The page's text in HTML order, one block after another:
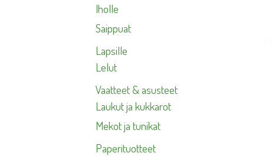
Iholle
Saippuat
Lapsille
Lelut
Vaatteet & asusteet
Laukut ja kukkarot
Mekot ja tunikat
Paperituotteet